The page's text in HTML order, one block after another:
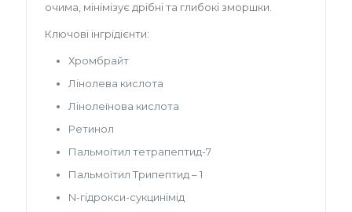
очима, мінімізує дрібні та глибокі зморшки.
Ключові інгрідієнти:
Хромбрайт
Лінолева кислота
Лінолеїнова кислота
Ретинол
Пальмоїтил тетрапептид-7
Пальмоїтил Трипептид – 1
N-гідрокси-сукцинімід